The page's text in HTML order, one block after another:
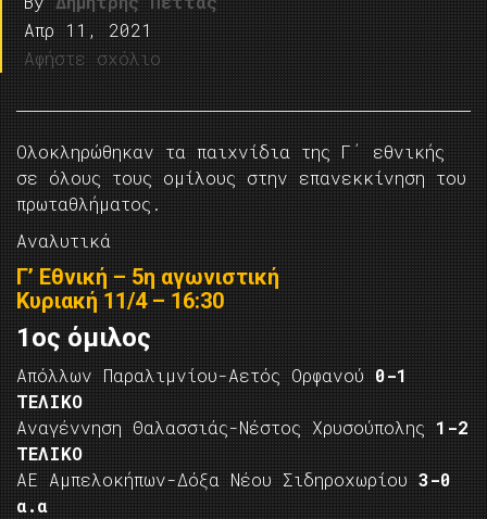
Απρ 11, 2021
Αφήστε σχόλιο
Ολοκληρώθηκαν τα παιχνίδια της Γ΄ εθνικής
σε όλους τους ομίλους στην επανεκκίνηση του
πρωταθλήματος.
Αναλυτικά
Γ’ Εθνική – 5η αγωνιστική
Κυριακή 11/4 – 16:30
1ος όμιλος
Απόλλων Παραλιμνίου-Αετός Ορφανού 0-1
ΤΕΛΙΚΟ
Αναγέννηση Θαλασσιάς-Νέστος Χρυσούπολης 1-2
ΤΕΛΙΚΟ
ΑΕ Αμπελοκήπων-Δόξα Νέου Σιδηροχωρίου 3-0
α.α